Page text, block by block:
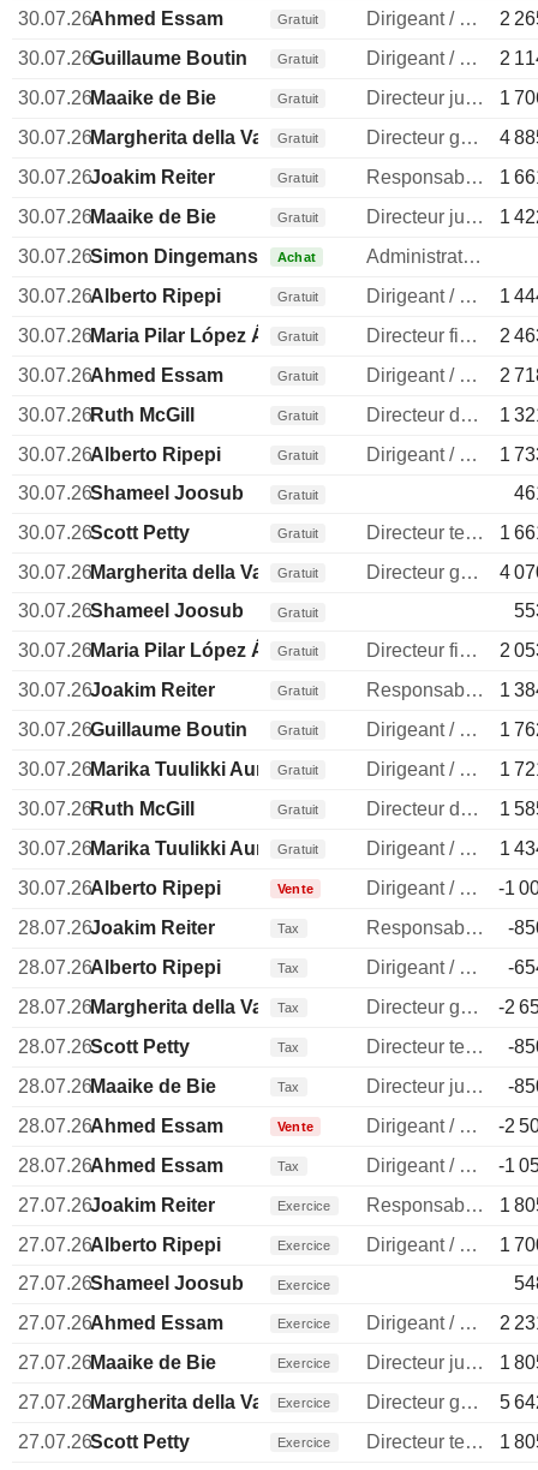
30.07.26Ahmed Essam Gratuit Dirigeant / cadre principal
2
30.07.26Guillaume Boutin Gratuit Dirigeant / cadre principal
2
30.07.26Maaike de Bie Gratuit Directeur juridique
1
30.07.26Margherita della ValleGratuit Directeur general
4
30.07.26Joakim Reiter Gratuit Responsable communication publique
1
30.07.26Maaike de Bie Gratuit Directeur juridique
1
30.07.26Simon Dingemans Achat
Administrateur
30.07.26Alberto Ripepi Gratuit Dirigeant / cadre principal
1
30.07.26Maria Pilar López Álvarez
Gratuit Directeur financier
2
30.07.26Ahmed Essam Gratuit Dirigeant / cadre principal
2
30.07.26Ruth McGill Gratuit Directeur des ressources humaines
1
30.07.26Alberto Ripepi Gratuit Dirigeant / cadre principal
1
30.07.26Shameel Joosub Gratuit
30.07.26Scott Petty Gratuit Directeur technique
1
30.07.26Margherita della ValleGratuit Directeur general
4
30.07.26Shameel Joosub Gratuit
30.07.26Maria Pilar López Álvarez
Gratuit Directeur financier
2
30.07.26Joakim Reiter Gratuit Responsable communication publique
1
30.07.26Guillaume Boutin Gratuit Dirigeant / cadre principal
1
30.07.26Marika Tuulikki Auramo
Gratuit Dirigeant / cadre principal
1
30.07.26Ruth McGill Gratuit Directeur des ressources humaines
1
30.07.26Marika Tuulikki Auramo
Gratuit Dirigeant / cadre principal
1
30.07.26Alberto Ripepi Vente Dirigeant / cadre principal
-1
28.07.26Joakim Reiter Tax Responsable communication publique
-
28.07.26Alberto Ripepi Tax Dirigeant / cadre principal
-
28.07.26Margherita della ValleTax Directeur general
-2
28.07.26Scott Petty Tax Directeur technique
-
28.07.26Maaike de Bie Tax Directeur juridique
-
28.07.26Ahmed Essam Vente Dirigeant / cadre principal
-2
28.07.26Ahmed Essam Tax Dirigeant / cadre principal
-1
27.07.26Joakim Reiter Exercice Responsable communication publique
1
27.07.26Alberto Ripepi Exercice Dirigeant / cadre principal
1
27.07.26Shameel Joosub Exercice
27.07.26Ahmed Essam Exercice Dirigeant / cadre principal
2
27.07.26Maaike de Bie Exercice Directeur juridique
1
27.07.26Margherita della ValleExercice Directeur general
5
27.07.26Scott Petty Exercice Directeur technique
1